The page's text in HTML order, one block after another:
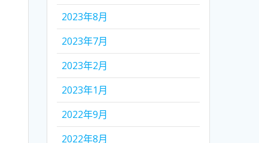
2023年8月
2023年7月
2023年2月
2023年1月
2022年9月
2022年8月